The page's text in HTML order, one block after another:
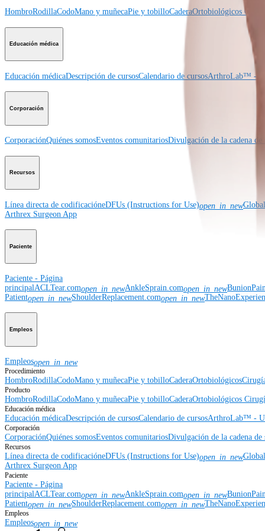
HombroRodillaCodoMano y muñecaPie y tobilloCaderaOrtobiológicos
Educación médica
Educación médicaDescripción de cursosCalendario de cursosArthroLab™ -
Corporación
CorporaciónQuiénes somosEventos comunitariosDivulgación de la cadena
Recursos
Línea directa de codificacióneDFUs (Instructions for Use)open_in_new
Arthrex Surgeon App
Paciente
Paciente - Página
principalACLTear.comopen_in_newAnkleSprain.comopen_in_new
Patientopen_in_newShoulderReplacement.comopen_in_new
Empleos
Empleosopen_in_new
Procedimiento
HombroRodillaCodoMano y muñecaPie y tobilloCaderaOrtobiológicos
Producto
HombroRodillaCodoMano y muñecaPie y tobilloCaderaOrtobiológicos
Educación médica
Educación médicaDescripción de cursosCalendario de cursosArthroLab™ -
Corporación
CorporaciónQuiénes somosEventos comunitariosDivulgación de la cadena
Recursos
Línea directa de codificacióneDFUs (Instructions for Use)open_in_new
Arthrex Surgeon App
Paciente
Paciente - Página
principalACLTear.comopen_in_newAnkleSprain.comopen_in_new
Patientopen_in_newShoulderReplacement.comopen_in_new
Empleos
Empleosopen_in_new